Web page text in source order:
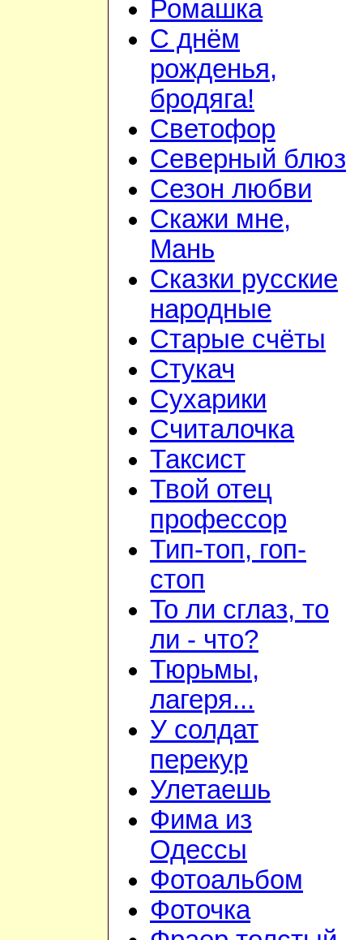
Ромашка
С днём
рожденья,
бродяга!
Светофор
Северный блюз
Сезон любви
Скажи мне,
Мань
Сказки русские
народные
Старые счёты
Стукач
Сухарики
Считалочка
Таксист
Твой отец
профессор
Тип-топ, гоп-
стоп
То ли сглаз, то
ли - что?
Тюрьмы,
лагеря...
У солдат
перекур
Улетаешь
Фима из
Одессы
Фотоальбом
Фоточка